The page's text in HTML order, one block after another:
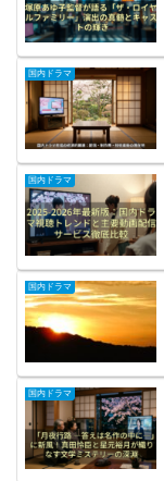
国内ドラマ
国内ドラマ
国内ドラマ
国内ドラマ